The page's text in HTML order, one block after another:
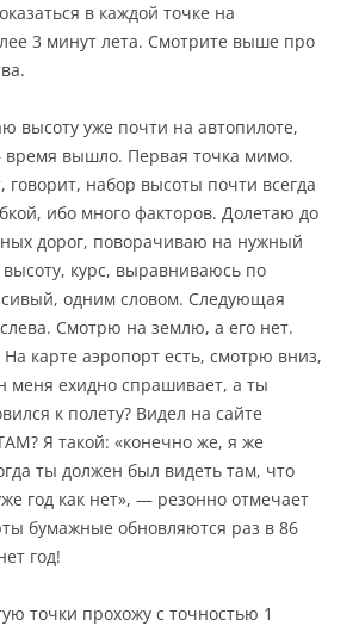
в каждой точке на
3 минут лета. Смотрите выше про
высоту уже почти на автопилоте,
вышло. Первая точка мимо.
говорит, набор высоты почти всегда
ибо много факторов. Долетаю до
дорог, поворачиваю на нужный
курс, выравниваюсь по
одним словом. Следующая
Смотрю на землю, а его нет.
карте аэропорт есть, смотрю вниз,
меня ехидно спрашивает, а ты
к полету? Видел на сайте
Я такой: «конечно же, я же
ты должен был видеть там, что
год как нет», — резонно отмечает
бумажные обновляются раз в 86
год!
точки прохожу с точностью 1